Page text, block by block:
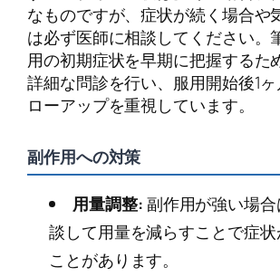
なものですが、症状が続く場合や
は必ず医師に相談してください。
用の初期症状を早期に把握するた
詳細な問診を行い、服用開始後1
ローアップを重視しています。
副作用への対策
用量調整:副作用が強い場
談して用量を減らすことで症
ことがあります。